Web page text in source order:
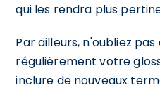
qui les rendra plus
Par ailleurs, n'oubliez
régulièrement votre
inclure de nouveaux